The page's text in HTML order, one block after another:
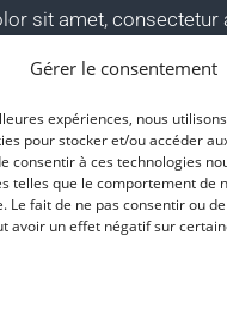
Gérer le consentement
expériences, nous
pour stocker et/ou accéder
consentir à ces technologies
telles que le comportement de
Le fait de ne pas consentir ou
avoir un effet négatif sur
sit amet, consectetur
Hersh
button to change this
tellus, luctus nec mattis,